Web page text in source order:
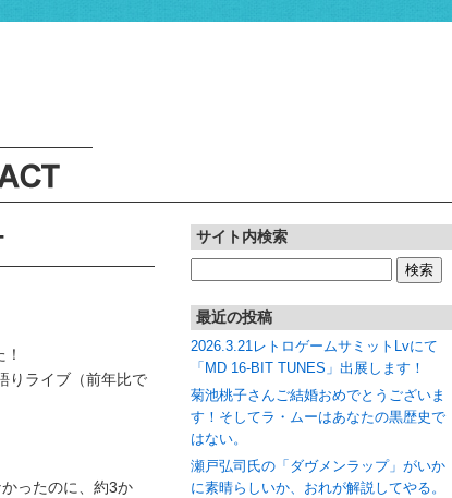
りライブ（前年比で
ったのに、約3か
サイト内検索
最近の投稿
2026.3.21レトロゲームサミットLvにて
「MD 16-BIT TUNES」出展します！
菊池桃子さんご結婚おめでとうございま
す！そしてラ・ムーはあなたの黒歴史で
はない。
瀬戸弘司氏の「ダヴメンラップ」がいか
に素晴らしいか、おれが解説してやる。